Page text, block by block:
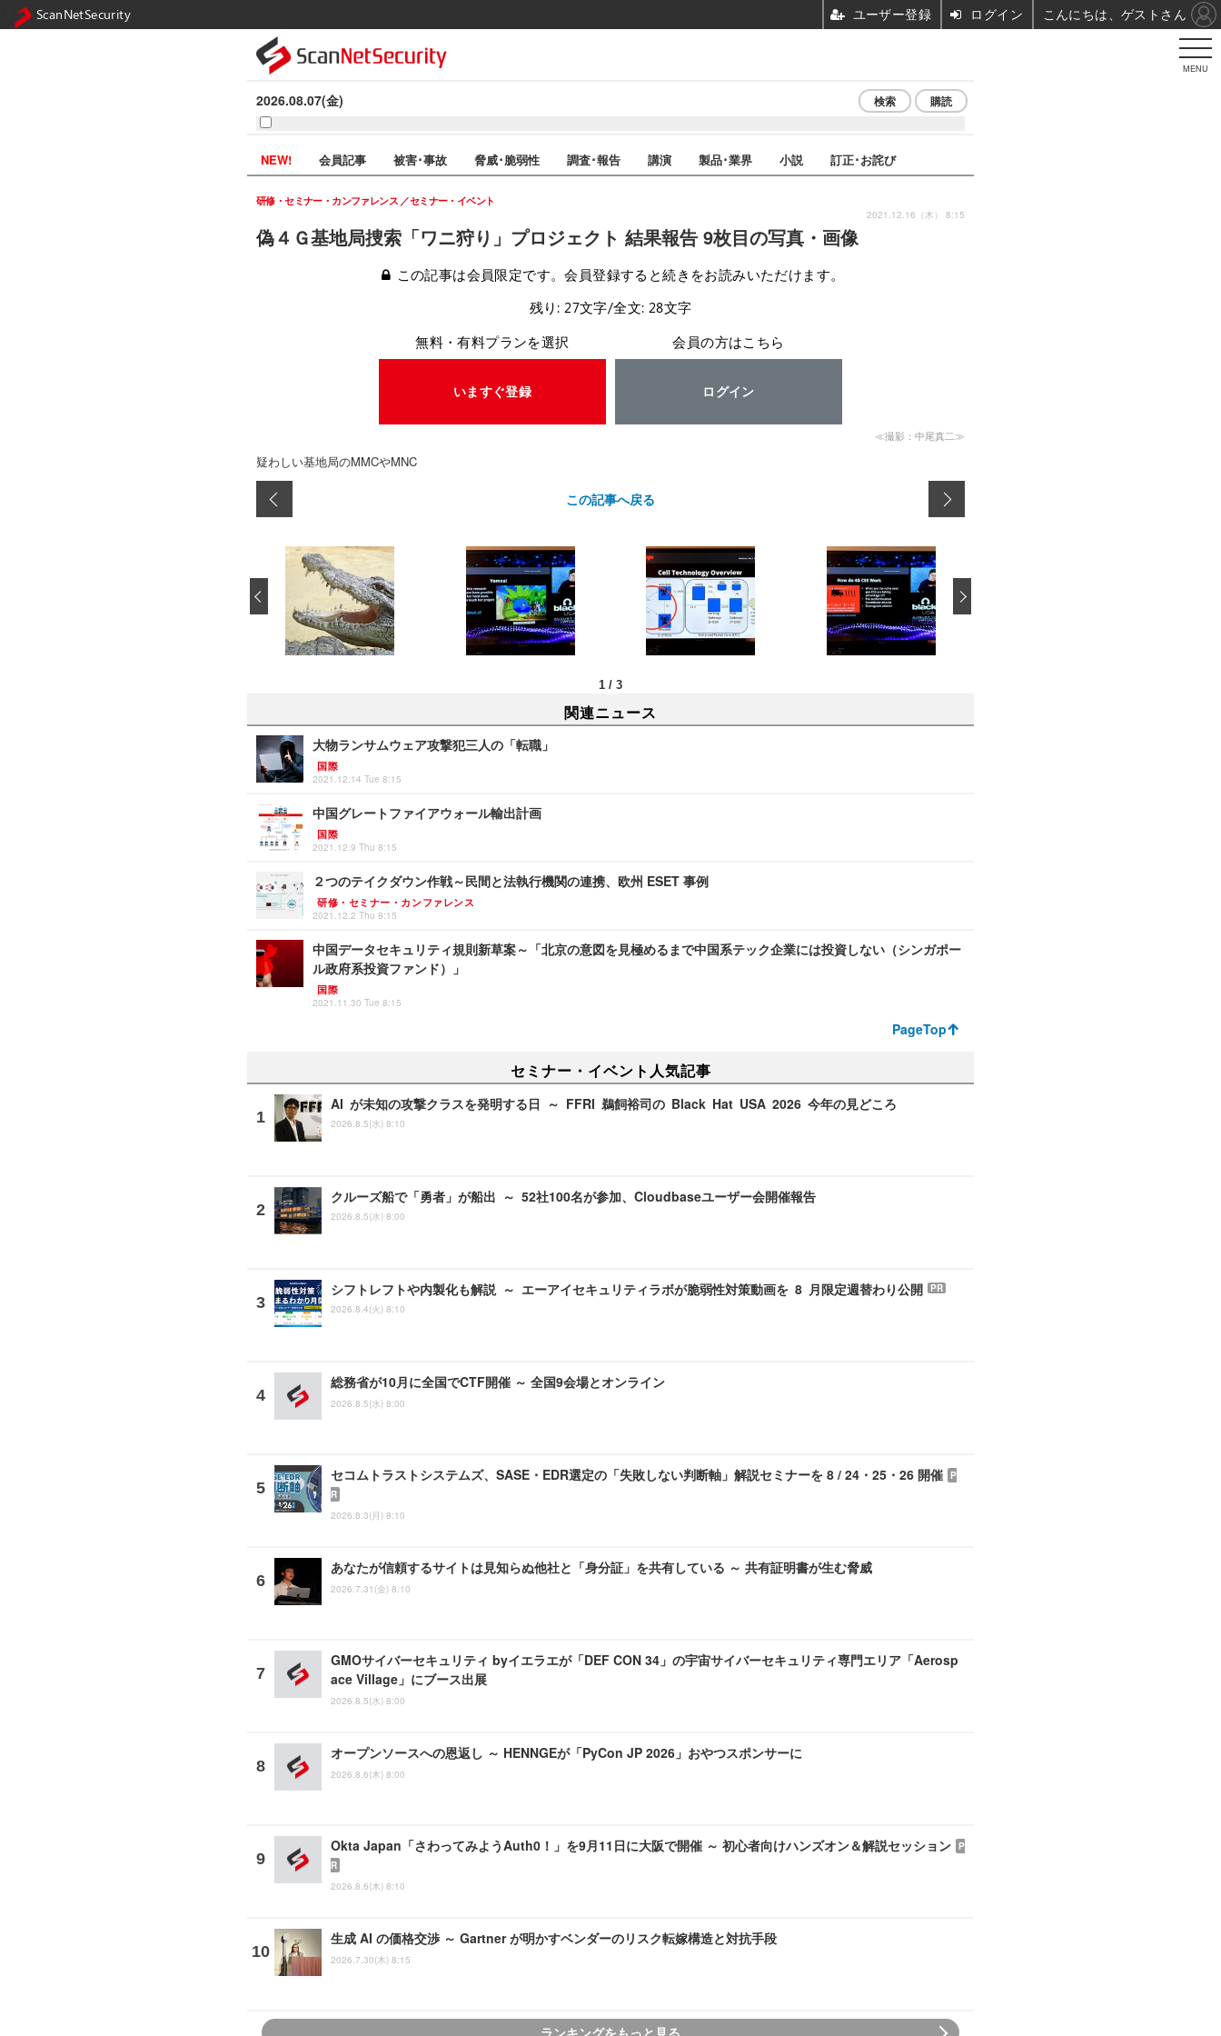
MENU
2026.08.07(金) 検索 購読
NEW! 会員記事 被害･事故 脅威･脆弱性 調査･報告 講演 製品･業界 小説 訂正･お詫び
偽４Ｇ基地局捜索「ワニ狩り」プロジェクト 結果報告 9枚目の写真・画像
研修・セミナー・カンファレンス セミナー・イベント
2021.12.16（木） 8:15
この記事は会員限定です。会員登録すると続きをお読みいただけます。
残り: 27文字/全文: 28文字
無料・有料プランを選択
いますぐ登録
会員の方はこちら
ログイン
≪撮影：中尾真二≫
疑わしい基地局のMMCやMNC
この記事へ戻る
1 / 3
‹
関連ニュース
大物ランサムウェア攻撃犯三人の「転職」
国際
2021.12.14 Tue 8:15
中国グレートファイアウォール輸出計画
国際
2021.12.9 Thu 8:15
２つのテイクダウン作戦～民間と法執行機関の連携、欧州 ESET 事例
研修・セミナー・カンファレンス
2021.12.2 Thu 8:15
中国データセキュリティ規則新草案～「北京の意図を見極めるまで中国系テック企業には投資しない（シンガポー
ル政府系投資ファンド）」
国際
2021.11.30 Tue 8:15
PageTop
セミナー・イベント人気記事
AI が未知の攻撃クラスを発明する日 ～ FFRI 鵜飼裕司の Black Hat USA 2026 今年の見どころ
2026.8.5(水) 8:10
クルーズ船で「勇者」が船出 ～ 52社100名が参加、Cloudbaseユーザー会開催報告
2026.8.5(水) 8:00
シフトレフトや内製化も解説 ～ エーアイセキュリティラボが脆弱性対策動画を 8 月限定週替わり公開 PR
2026.8.4(火) 8:10
総務省が10月に全国でCTF開催 ～ 全国9会場とオンライン
2026.8.5(水) 8:00
セコムトラストシステムズ、SASE・EDR選定の「失敗しない判断軸」解説セミナーを 8 / 24・25・26 開催 P
R
2026.8.3(月) 8:10
あなたが信頼するサイトは見知らぬ他社と「身分証」を共有している ～ 共有証明書が生む脅威
2026.7.31(金) 8:10
GMOサイバーセキュリティ byイエラエが「DEF CON 34」の宇宙サイバーセキュリティ専門エリア「Aerosp
ace Village」にブース出展
2026.8.5(水) 8:00
オープンソースへの恩返し ～ HENNGEが「PyCon JP 2026」おやつスポンサーに
2026.8.6(木) 8:00
Okta Japan「さわってみようAuth0！」を9月11日に大阪で開催 ～ 初心者向けハンズオン＆解説セッション P
R
2026.8.6(木) 8:10
生成 AI の価格交渉 ～ Gartner が明かすベンダーのリスク転嫁構造と対抗手段
2026.7.30(木) 8:15
ランキングをもっと見る
ScanNetSecurity ユーザー登録 ログイン こんにちは、ゲストさん